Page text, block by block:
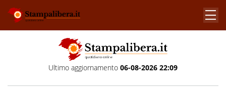
Ultimo aggiornamento 06-08-2026 22:09